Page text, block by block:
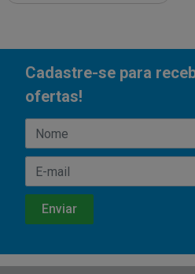
Cadastre-se para
ofertas!